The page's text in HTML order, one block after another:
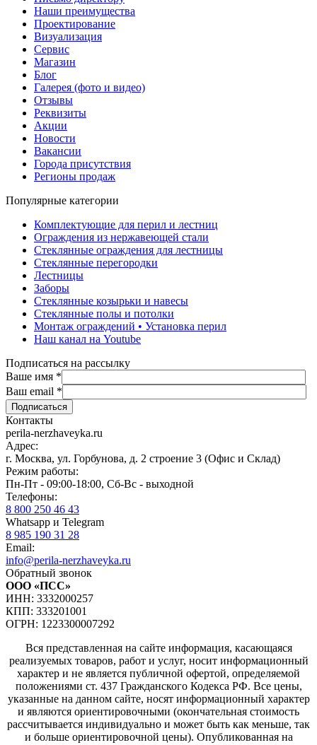
Наши преимущества
Проектирование
Визуализация
Сервис
Магазин
Блог
Галерея (фото и видео)
Отзывы
Реквизиты
Акции
Новости
Вакансии
Города присутствия
Регионы продаж
Популярные категории
Комплектующие для перил и лестниц
Ограждения из нержавеющей стали
Стеклянные ограждения для лестницы
Стеклянные перегородки
Лестницы
Заборы
Стеклянные козырьки и навесы
Стеклянные полы и потолки
Монтаж ограждений • Установка перил
Наш канал на Youtube
Подписаться на рассылку
Ваше имя *
Ваш email *
Контакты
perila-nerzhaveyka.ru
Адрес:
г. Москва, ул. Горбунова, д. 2 строение 3 (Офис и Склад)
Режим работы:
Пн-Пт - 09:00-18:00, Сб-Вс - выходной
Телефоны:
8 800 250 46 43
Whatsapp и Telegram
8 985 190 31 28
Email:
info@perila-nerzhaveyka.ru
Обратный звонок
ООО «ПСС»
ИНН: 3332000257
КПП: 333201001
ОГРН: 1223300007292
Вся представленная на сайте информация, касающаяся
реализуемых товаров, работ и услуг, носит информационный
характер и не является публичной офертой, определяемой
положениями ст. 437 Гражданского Кодекса РФ. Все цены,
указанные на данном сайте, носят информационный характер
и являются ориентировочными (окончательная стоимость
рассчитывается индивидуально и может быть как меньше, так
и больше ориентировочной цены). Опубликованная на